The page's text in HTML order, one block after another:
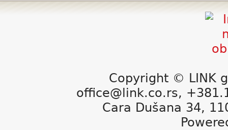
Copyright © LINK
office@link.co.rs,
Cara Dušana 34,